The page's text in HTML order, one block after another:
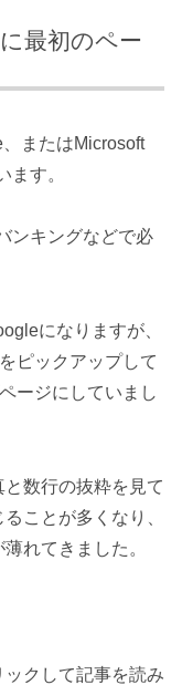
最初のペー
またはMicrosoft
ます。
ンキングなどで必
になりますが、
ピックアップして
ージにしていまし
数行の抜粋を見て
ことが多くなり、
れてきました。
クして記事を読み